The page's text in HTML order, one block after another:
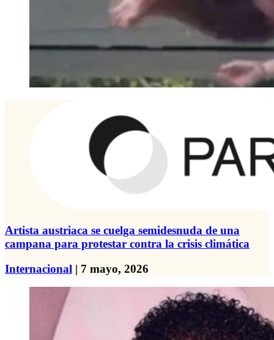
Artista austriaca se cuelga semidesnuda de una
campana para protestar contra la crisis climática
Internacional | 7 mayo, 2026